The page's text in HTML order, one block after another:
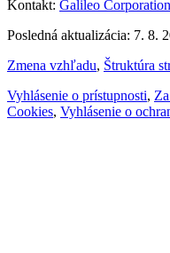
Kontakt: Galileo
Posledná aktualizácia: 7. 8.
Zmena vzhľadu, Štruktúra
Vyhlásenie o prístupnosti,
Cookies, Vyhlásenie o